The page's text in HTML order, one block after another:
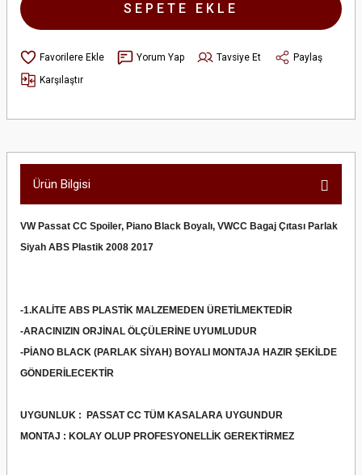
SEPETE EKLE
Yorum Yap Tavsiye Et
Paylaş
Karşılaştır
Ürün Bilgisi
VW Passat CC Spoiler, Piano Black Boyalı, VWCC Bagaj Çıtası Parlak
Siyah ABS Plastik 2008 2017
-1.KALİTE ABS PLASTİK MALZEMEDEN ÜRETİLMEKTEDİR
-ARACINIZIN ORJİNAL ÖLÇÜLERİNE UYUMLUDUR
-PİANO BLACK (PARLAK SİYAH) BOYALI MONTAJA HAZIR ŞEKİLDE
GÖNDERİLECEKTİR
UYGUNLUK : PASSAT CC TÜM KASALARA UYGUNDUR
MONTAJ : KOLAY OLUP PROFESYONELLİK GEREKTİRMEZ